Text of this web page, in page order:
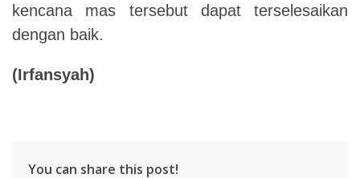
kencana mas tersebut dapat terselesaikan
dengan baik.
(Irfansyah)
You can share this post!